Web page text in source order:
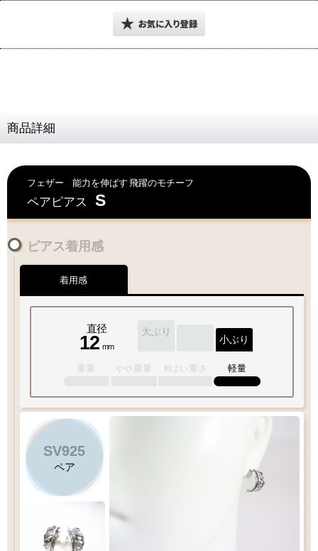
商品詳細
フェザー 能力を伸ばす 飛躍のモチーフ
ペアピアス S
ピアス着用感
着用感
直径
12 mm
大ぶり
小ぶり
やや 程よい 重さ 軽量
SV925
ペア